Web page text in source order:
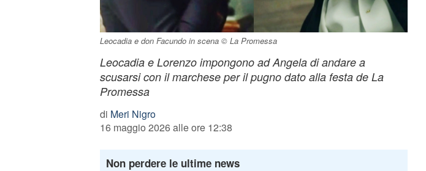
Leocadia e don Facundo in scena © La Promessa
Leocadia e Lorenzo impongono ad Angela di andare a
scusarsi con il marchese per il pugno dato alla festa de La
Promessa
di Meri Nigro
16 maggio 2026 alle ore 12:38
Non perdere le ultime news